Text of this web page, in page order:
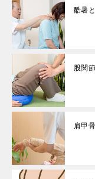
酷暑
股関
肩甲